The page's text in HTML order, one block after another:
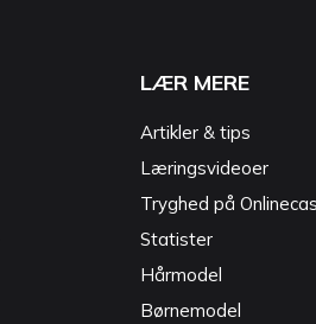
LÆR MERE
Artikler & tips
Læringsvideoer
Tryghed på
Statister
Hårmodel
Børnemodel